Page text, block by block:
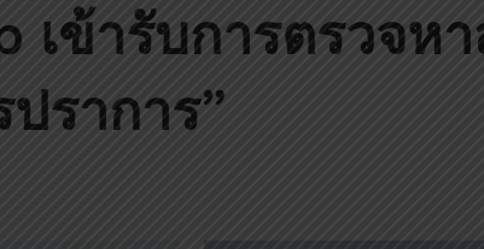
เข้ารับการตรวจห
ราการ”